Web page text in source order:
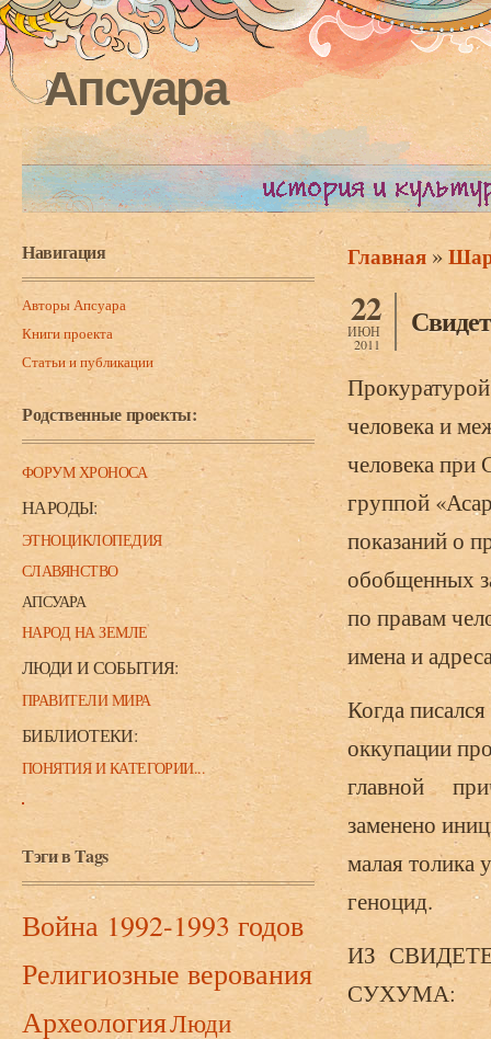
Апсуара
Навигация
Авторы Апсуара
Книги проекта
Статьи и публикации
Родственные проекты:
ФОРУМ ХРОНОСА
НАРОДЫ:
ЭТНОЦИКЛОПЕДИЯ
СЛАВЯНСТВО
АПСУАРА
НАРОД НА ЗЕМЛЕ
ЛЮДИ И СОБЫТИЯ:
ПРАВИТЕЛИ МИРА
БИБЛИОТЕКИ:
ПОНЯТИЯ И КАТЕГОРИИ...
Тэги в Tags
Война 1992-1993 годов
Религиозные верования
АрхеологияЛюди
Вы здесь
Главная »
22
ИЮН
2011
человека и
человека при
группой
показаний о
обобщенных
по правам
имена и
Когда
оккупации
главной
заменено
малая толика
геноцид.
ИЗ
СУХУМА: